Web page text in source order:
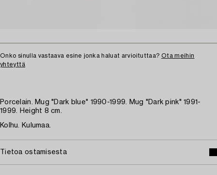
Onko sinulla vastaava esine jonka haluat arvioituttaa? Ota meihin
yhteyttä
Porcelain. Mug "Dark blue" 1990-1999. Mug "Dark pink" 1991-
1999. Height 8 cm.
Kolhu. Kulumaa.
Tietoa ostamisesta